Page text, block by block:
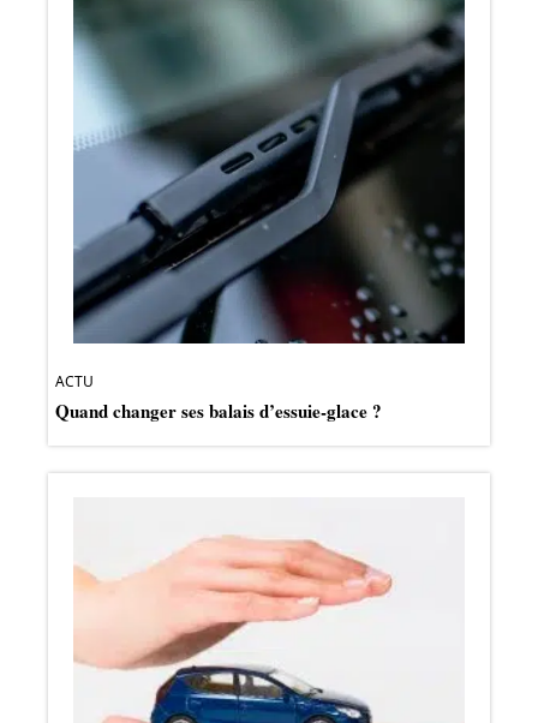
ACTU
Quand changer ses balais d’essuie-glace ?